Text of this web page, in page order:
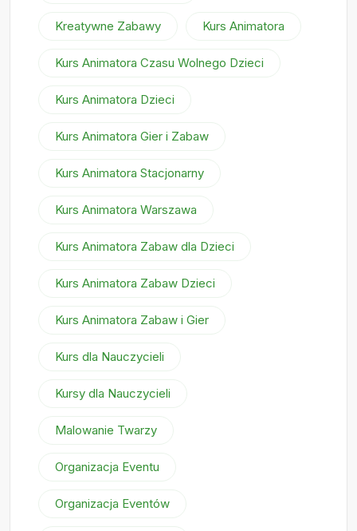
Kreatywne Zabawy Kurs Animatora
Kurs Animatora Czasu Wolnego Dzieci
Kurs Animatora Dzieci
Kurs Animatora Gier i Zabaw
Kurs Animatora Stacjonarny
Kurs Animatora Warszawa
Kurs Animatora Zabaw dla Dzieci
Kurs Animatora Zabaw Dzieci
Kurs Animatora Zabaw i Gier
Kurs dla Nauczycieli
Kursy dla Nauczycieli
Malowanie Twarzy
Organizacja Eventu
Organizacja Eventów